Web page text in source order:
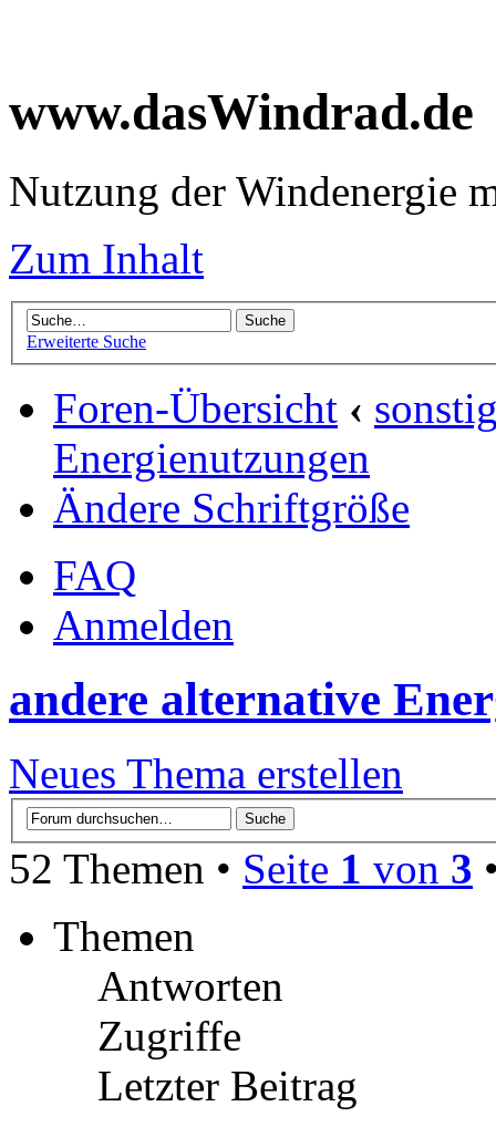
www.dasWindrad.de
Nutzung der Windenergie
Zum Inhalt
Erweiterte Suche
Foren-Übersicht ‹
Energienutzungen
Ändere Schriftgröße
FAQ
Anmelden
andere alternative
Neues Thema erstellen
52 Themen • Seite 1 von 3
Themen
Antworten
Zugriffe
Letzter Beitrag